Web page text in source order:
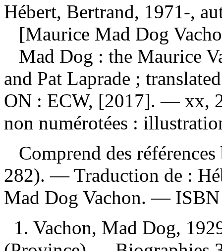
Hébert, Bertrand, 1971-,
[Maurice Mad Dog
Mad Dog : the Maurice
and Pat Laprade ;
ON : ECW, [2017]. — xx,
non numérotées :
Comprend des
282). —Traduction de :
Mad Dog Vachon. —
1. Vachon, Mad Dog,